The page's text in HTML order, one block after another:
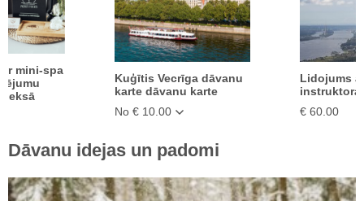
mini-spa
Kuģītis Vecrīga dāvanu
karte dāvanu karte
No € 10.00
Lidojums
instruktora
€ 60.00
Dāvanu idejas un padomi